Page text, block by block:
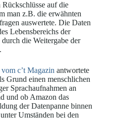
auf die
man z.B. die erwähnten
auswertete. Die Daten
Lebensbereichs der
die Weitergabe der
c’t Magazin antwortete
Grund einen menschlichen
Sprachaufnahmen an
und ob Amazon das
der Datenpanne binnen
Umständen bei den